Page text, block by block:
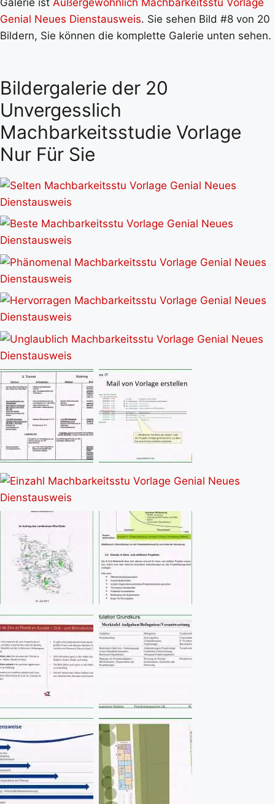
Galerie ist Außergewöhnlich Machbarkeitsstu Vorlage
Genial Neues Dienstausweis. Sie sehen Bild #8 von 20
Bildern, Sie können die komplette Galerie unten sehen.
Bildergalerie der 20
Unvergesslich
Machbarkeitsstudie Vorlage
Nur Für Sie